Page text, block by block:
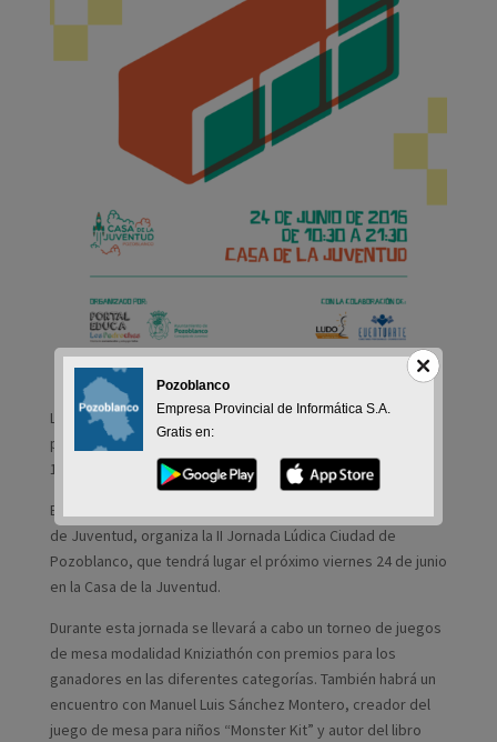
La II Jornada Lúdica Ciudad de Pozoblanco tendrá lugar el
próximo viernes 24 de junio en la Casa de la Juventud, de
10.30h a 21.30h.
El Ayuntamiento de Pozoblanco, a través de la Concejalía
de Juventud, organiza la II Jornada Lúdica Ciudad de
Pozoblanco, que tendrá lugar el próximo viernes 24 de junio
en la Casa de la Juventud.
Durante esta jornada se llevará a cabo un torneo de juegos
de mesa modalidad Kniziathón con premios para los
ganadores en las diferentes categorías. También habrá un
encuentro con Manuel Luis Sánchez Montero, creador del
juego de mesa para niños “Monster Kit” y autor del libro
Pozoblanco
Empresa Provincial de Informática S.A.
Gratis en: